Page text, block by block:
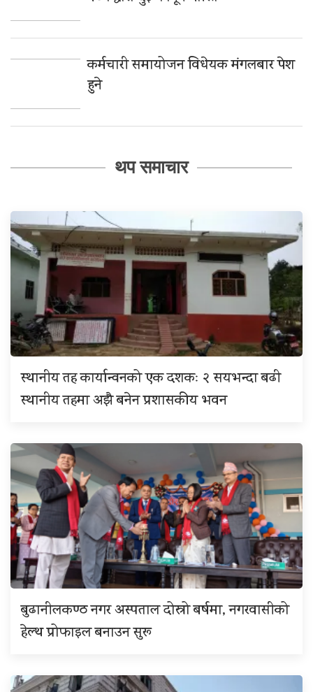
कर्मचारी समायोजन विधेयक मंगलबार पेश
हुने
थप समाचार
स्थानीय तह कार्यान्वनको एक दशकः २ सयभन्दा बढी
स्थानीय तहमा अझै बनेन प्रशासकीय भवन
बुढानीलकण्ठ नगर अस्पताल दोस्रो बर्षमा, नगरवासीको
हेल्थ प्रोफाइल बनाउन सुरू